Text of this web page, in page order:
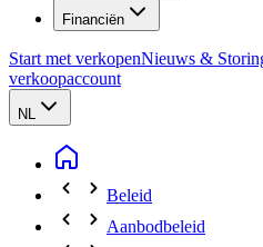
Financiën
Start met verkopenNieuws &
verkoopaccount
NL
Beleid
Aanbodbeleid